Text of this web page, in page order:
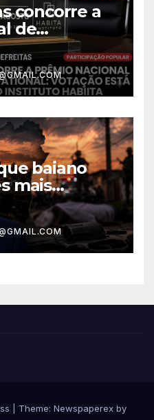
concorre a
de
projeto “Tá
está
baiano
mais
da
Theme: Newspaperex by